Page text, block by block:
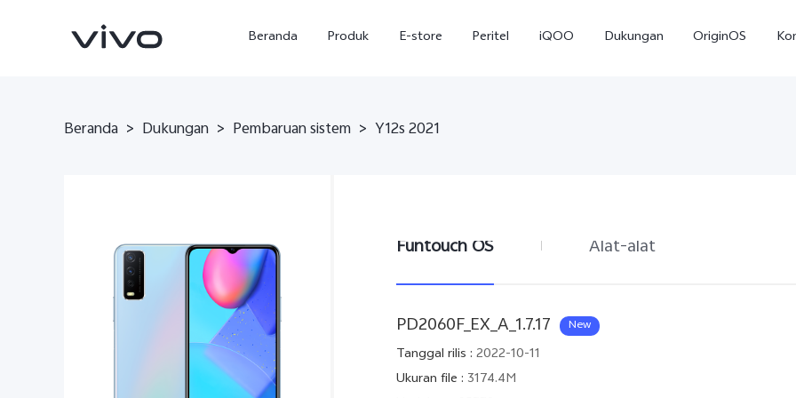
Beranda Produk E-store Peritel iQOO Dukungan OriginOS
Y500 X300 Ultra
Beranda > Dukungan > Pembaruan sistem > Y12s 2021
Funtouch OS Alat-alat
PD2060F_EX_A_1.7.17 New
Tanggal rilis : 2022-10-11
Ukuran file : 3174.4M